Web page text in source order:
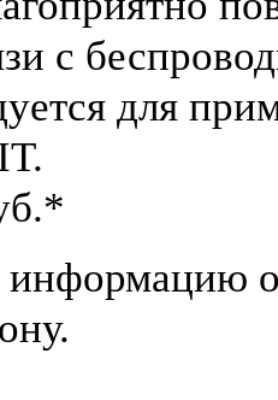
с
для
о